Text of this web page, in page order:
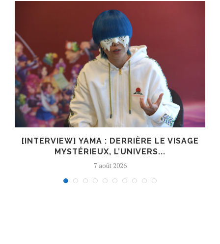
[INTERVIEW] YAMA : DERRIÈRE LE VISAGE
MYSTÉRIEUX, L’UNIVERS...
7 août 2026